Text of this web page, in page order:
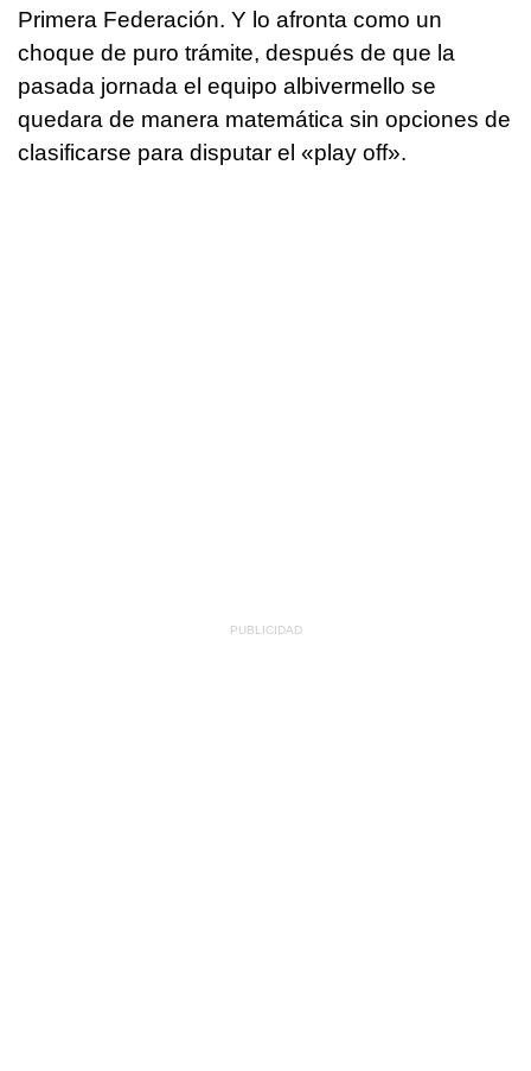
Primera Federación. Y lo afronta como un
choque de puro trámite, después de que la
pasada jornada el equipo albivermello se
quedara de manera matemática sin opciones de
clasificarse para disputar el «play off».